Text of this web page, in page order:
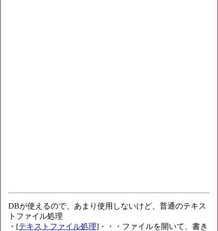
DBが使えるので、あまり使用しないけど、普通のテキス
トファイル処理
・[テキストファイル処理]・・・ファイルを開いて、書き